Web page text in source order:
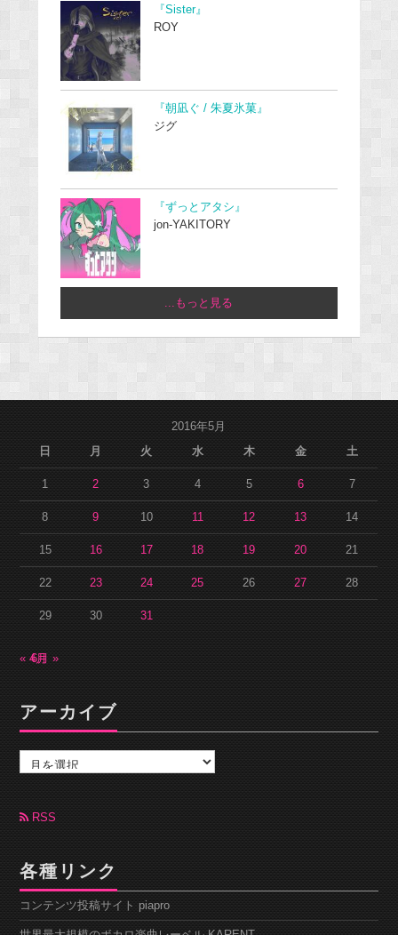
『Sister』
ROY
『朝凪ぐ / 朱夏氷菓』
ジグ
『ずっとアタシ』
jon-YAKITORY
...もっと見る
2016年5月
日
月 火 水 木 金 土
1 2 3 4 5 6 7
8 9 10 11 12 13 14
15 16 17 18 19 20 21
22 23 24 25 26 27 28
29 30 31
« 4月6月 »
アーカイブ
カ
ブ RSS
各種リンク
コンテンツ投稿サイト piapro